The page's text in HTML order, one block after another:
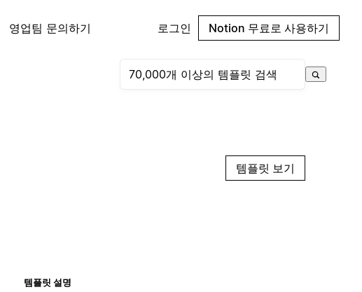
영업팀 문의하기 로그인 Notion 무료로 사용하기
템플릿 보기
템플릿 설명